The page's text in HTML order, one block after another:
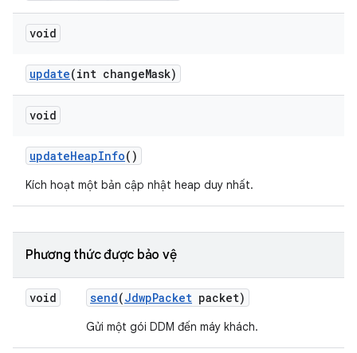
void
update(int changeMask)
void
updateHeapInfo()
Kích hoạt một bản cập nhật heap duy nhất.
Phương thức được bảo vệ
void send(JdwpPacket packet)
Gửi một gói DDM đến máy khách.